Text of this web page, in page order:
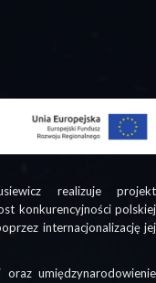
realizuje projekt
konkurencyjności polskiej
internacjonalizację jej
umiędzynarodowienie